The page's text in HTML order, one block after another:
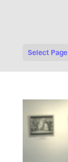
Select Page